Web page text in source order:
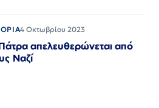
4 Οκτωβρίου 2023
απελευθερώνεται από
Ναζί